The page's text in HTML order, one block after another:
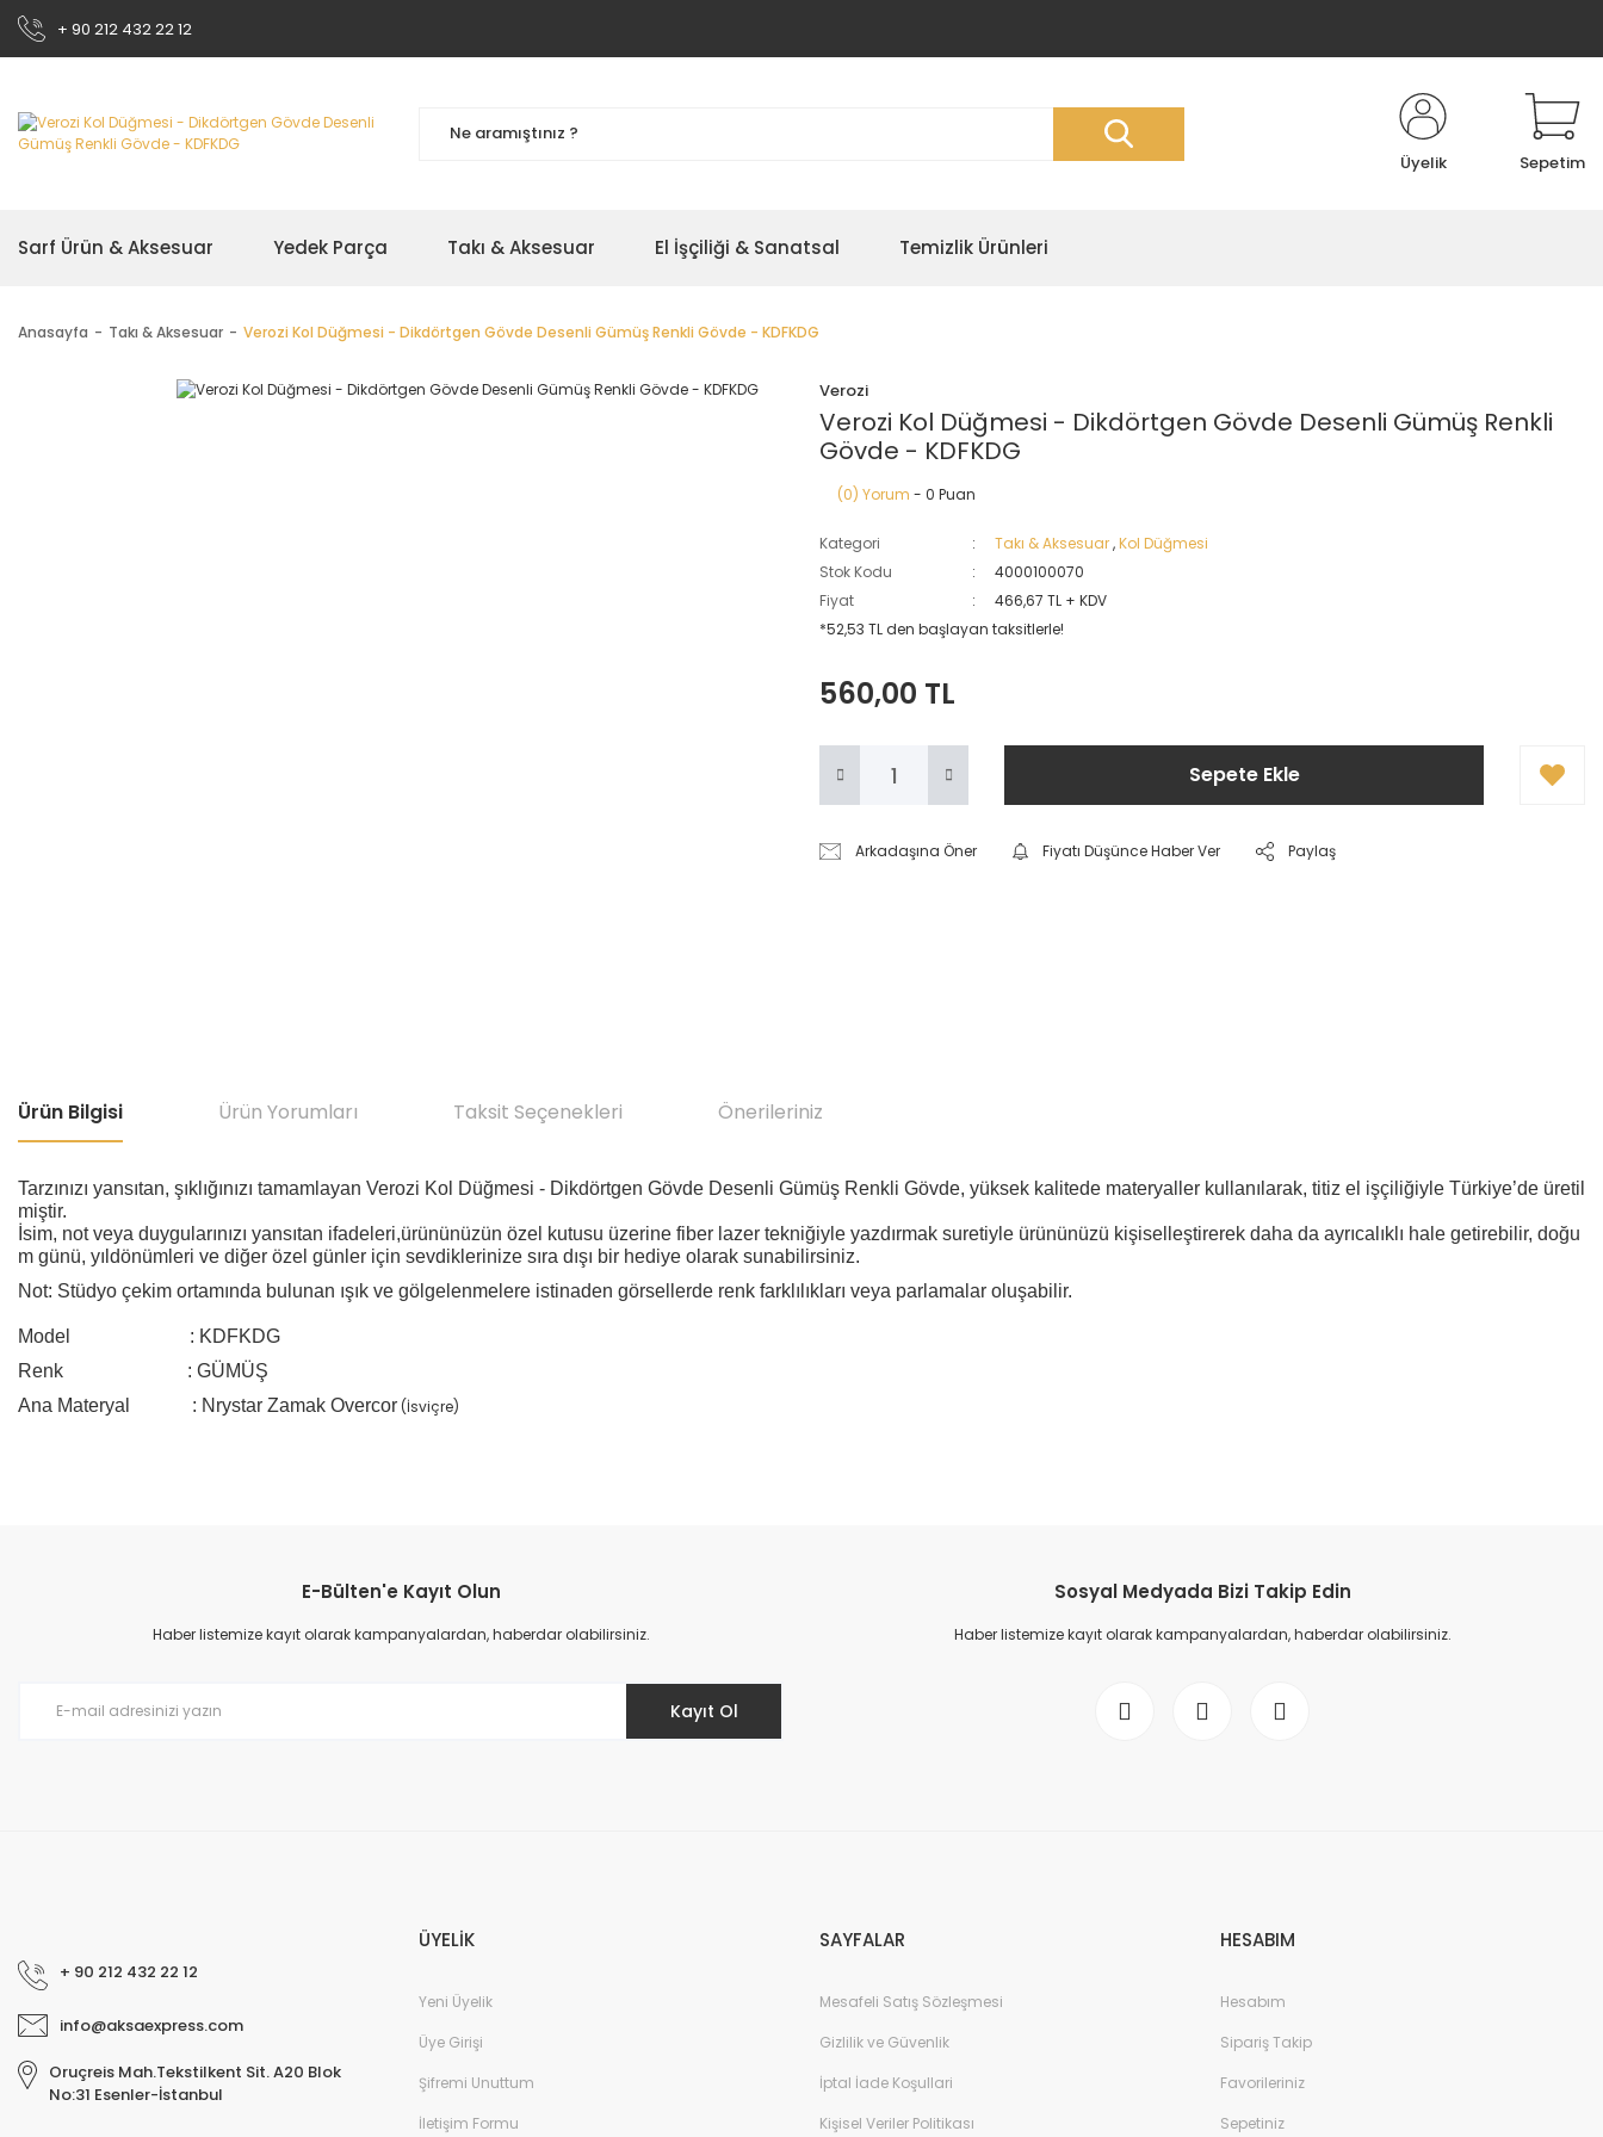
+ 90 212 432 22 12
Üyelik Sepetim
Sarf Ürün & Aksesuar Yedek Parça Takı & Aksesuar El İşçiliği & Sanatsal Temizlik Ürünleri
Anasayfa Takı & Aksesuar Verozi Kol Düğmesi - Dikdörtgen Gövde Desenli Gümüş Renkli Gövde - KDFKDG
Verozi
Verozi Kol Düğmesi - Dikdörtgen Gövde Desenli Gümüş Renkli
Gövde - KDFKDG
(0) Yorum - 0 Puan
Kategori Takı & Aksesuar,Kol Düğmesi
Stok Kodu
4000100070
Fiyat
466,67 TL + KDV
*52,53 TL den başlayan taksitlerle!
560,00 TL
Sepete Ekle
Arkadaşına Öner Fiyatı Düşünce Haber Ver Paylaş
Ürün Bilgisi Ürün Yorumları Taksit Seçenekleri Önerileriniz
Tarzınızı yansıtan, şıklığınızı tamamlayan Verozi Kol Düğmesi - Dikdörtgen Gövde Desenli Gümüş Renkli Gövde, yüksek kalitede materyaller kullanılarak, titiz el işçiliğiyle Türkiye’de üretil
miştir.
İsim, not veya duygularınızı yansıtan ifadeleri,ürününüzün özel kutusu üzerine fiber lazer tekniğiyle yazdırmak suretiyle ürününüzü kişiselleştirerek daha da ayrıcalıklı hale getirebilir, doğu
m günü, yıldönümleri ve diğer özel günler için sevdiklerinize sıra dışı bir hediye olarak sunabilirsiniz.
Not: Stüdyo çekim ortamında bulunan ışık ve gölgelenmelere istinaden görsellerde renk farklılıkları veya parlamalar oluşabilir.
Model : KDFKDG
Renk : GÜMÜŞ
Ana Materyal : Nrystar Zamak Overcor (İsviçre)
Ürün resmi kalitesiz, bozuk veya görüntülenemiyor.
Ürün açıklamasında eksik bilgiler bulunuyor.
E-Bülten'e Kayıt Olun
Haber listemize kayıt olarak kampanyalardan, haberdar olabilirsiniz.
Kayıt Ol
Sosyal Medyada Bizi Takip Edin
Haber listemize kayıt olarak kampanyalardan, haberdar olabilirsiniz.
+ 90 212 432 22 12
info@aksaexpress.com
Oruçreis Mah.Tekstilkent Sit. A20 Blok
No:31 Esenler-İstanbul
ÜYELİK
Yeni Üyelik
Üye Girişi
Şifremi Unuttum
İletişim Formu
SAYFALAR
Mesafeli Satış Sözleşmesi
Gizlilik ve Güvenlik
İptal İade Koşullari
Kişisel Veriler Politikası
HESABIM
Hesabım
Sipariş Takip
Favorileriniz
Sepetiniz